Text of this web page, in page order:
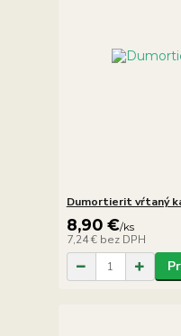
Dumortierit vŕtaný
8,90 €/ks
7,24 € bez DPH